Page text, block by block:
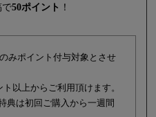
で50ポイント ！
みポイント付与対象とさせ
以上からご利用頂けます。
典は初回ご購入から一週間